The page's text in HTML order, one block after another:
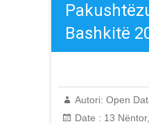
Bashkitë
Autori: Open
Date : 13